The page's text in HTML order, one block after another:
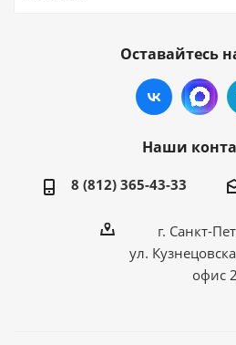
Оставайтесь
Наши
8 (812) 365-43-33
г. Санкт-
ул.
офис